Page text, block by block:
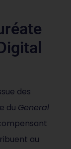
des
du General
au